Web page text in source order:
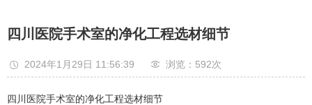
四川医院手术室的净化工程选材细节
2024年1月29日 11:56:39 浏览：592次
四川医院手术室的净化工程选材细节